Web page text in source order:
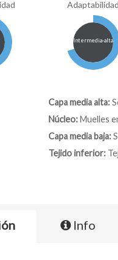
Adaptabilidad
Intermedia-alta
Capa media alta:
Núcleo:Muelles
Capa media baja:
Tejido inferior:
Info